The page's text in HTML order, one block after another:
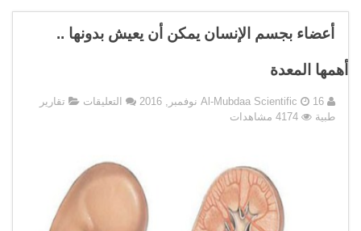
أعضاء بجسم الإنسان يمكن أن يعيش بدونها ..
أهمها المعدة
Al-Mubdaa Scientific 16 نوفمبر, 2016 التعليقات على
أن
يعيش
بدونها
تقارير
طبية
4174 مشاهدات